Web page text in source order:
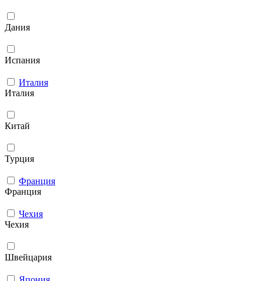
Дания
Испания
Италия
Италия
Китай
Турция
Франция
Франция
Чехия
Чехия
Швейцария